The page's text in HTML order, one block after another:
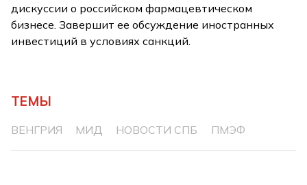
дискуссии о российском фармацевтическом
бизнесе. Завершит ее обсуждение иностранных
инвестиций в условиях санкций.
ТЕМЫ
ВЕНГРИЯ МИД НОВОСТИ СПБ ПМЭФ